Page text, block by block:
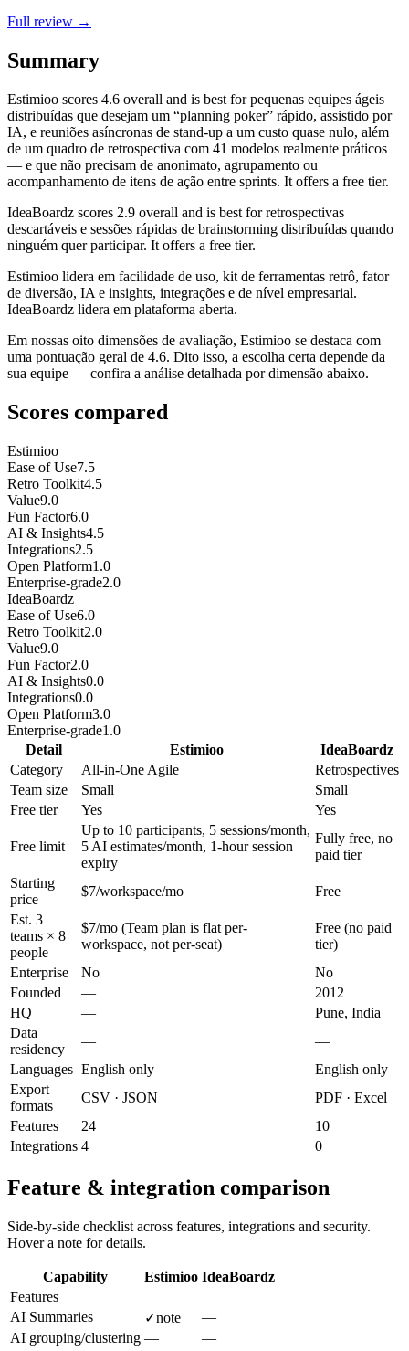
Full review →
Summary
Estimioo scores 4.6 overall and is best for pequenas equipes ágeis
distribuídas que desejam um “planning poker” rápido, assistido por
IA, e reuniões asíncronas de stand-up a um custo quase nulo, além
de um quadro de retrospectiva com 41 modelos realmente práticos
— e que não precisam de anonimato, agrupamento ou
acompanhamento de itens de ação entre sprints. It offers a free tier.
IdeaBoardz scores 2.9 overall and is best for retrospectivas
descartáveis e sessões rápidas de brainstorming distribuídas quando
ninguém quer participar. It offers a free tier.
Estimioo lidera em facilidade de uso, kit de ferramentas retrô, fator
de diversão, IA e insights, integrações e de nível empresarial.
IdeaBoardz lidera em plataforma aberta.
Em nossas oito dimensões de avaliação, Estimioo se destaca com
uma pontuação geral de 4.6. Dito isso, a escolha certa depende da
sua equipe — confira a análise detalhada por dimensão abaixo.
Scores compared
Estimioo
Ease of Use7.5
Retro Toolkit4.5
Value9.0
Fun Factor6.0
AI & Insights4.5
Integrations2.5
Open Platform1.0
Enterprise-grade2.0
IdeaBoardz
Ease of Use6.0
Retro Toolkit2.0
Value9.0
Fun Factor2.0
AI & Insights0.0
Integrations0.0
Open Platform3.0
Enterprise-grade1.0
Detail
Estimioo
IdeaBoardz
Category
All-in-One Agile
Retrospectives
Team size
Small
Small
Free tier
Yes Yes
Free limit
Up to 10 participants, 5 sessions/month,
5 AI estimates/month, 1-hour session
expiry
Fully free, no
paid tier
Starting
price
$7/workspace/mo
Free
Est. 3
teams × 8
people
$7/mo (Team plan is flat per-
workspace, not per-seat)
Free (no paid
tier)
Enterprise
No
No
Founded
—
2012
HQ
—
Pune, India
Data
residency
—
—
Languages English only
English only
Export
formats
CSV · JSON
PDF · Excel
Features
24
10
Integrations 4 0
Feature & integration comparison
Side-by-side checklist across features, integrations and security.
Hover a note for details.
Capability Estimioo IdeaBoardz
Features
AI Summaries
✓note
—
AI grouping/clustering —
—